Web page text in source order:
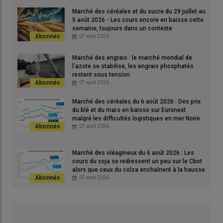
la campagne actuelle en départ Ukraine, dont la qualité de la
graine en récolte 2025 laisserait à désirer.
Pour tout savoir sur l'actualité des professionnels
de la filière des grains,cliquez ici
Les cours du soja sur leCBOTont quelque peu perdu du
terrain, se repliant d’une mercuriale sur l’autre de 5 cts$ le
boisseau sur l’échéance janvier. Le secrétaire au Trésor états-
respecte le calendrier de ses achats de soja dans le cadre de
accord commercialsigné en octobre pour un volume total de
87,5 Mt sur trois ans. En parallèle, deux cargos sont en
préparation cette semaine pour les premières livraisons de
Marché des céréales et du sucre du 29 juillet au
5 août 2026 - Les cours encore en baisse cette
semaine, toujours dans un contexte
géopolitique très incertain.
07 août 2026
Marché des engrais : le marché mondial de
l’azote se stabilise, les engrais phosphatés
restent sous tension
07 août 2026
Marché des céréales du 6 août 2026 : Des prix
du blé et du maïs en baisse sur Euronext
malgré les difficultés logistiques en mer Noire
07 août 2026
Marché des oléagineux du 6 août 2026 : Les
cours du soja se redressent un peu sur le Cbot
alors que ceux du colza enchaînent à la hausse
sur Euronext
07 août 2026